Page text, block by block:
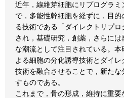
近年，線維芽細胞にリプログラミ
で，多能性幹細胞を経ずに，目
る技術である「ダイレクトリプ
され，基礎研究，創薬，さらに
な潮流として注目されている。
よる細胞の分化誘導技術とダイ
技術を融合させることで，新た
すものである。
これまで，骨の形成，維持に重要